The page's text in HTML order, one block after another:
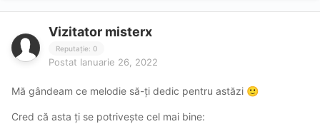
Vizitator misterx
Reputație: 0
Postat Ianuarie 26, 2022
Mă gândeam ce melodie să-ți dedic pentru astăzi 🙂
Cred că asta ți se potrivește cel mai bine: